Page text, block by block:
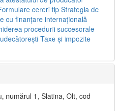
cereri tipStrategia de
cu finanţare internaţională
procedurii succesorale
Taxe şi impozite
numărul 1, Slatina, Olt, cod